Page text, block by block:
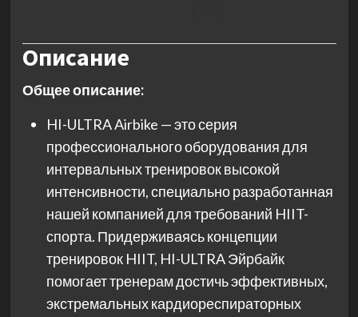
Описание
Общее описание:
HI-ULTRA Airbike — это серия
профессионального оборудования для
интервальных тренировок высокой
интенсивности, специально разработанная
нашей компанией для требований HIIT-
спорта. Придерживаясь концепции
тренировок HIIT, HI-ULTRA Эйрбайк
помогает тренерам достичь эффективных,
экстремальных кардиореспираторных